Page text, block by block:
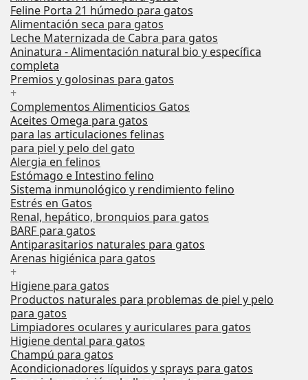
Feline Porta 21 húmedo para gatos
Alimentación seca para gatos
Leche Maternizada de Cabra para gatos
Aninatura - Alimentación natural bio y específica
completa
Premios y golosinas para gatos
+
Complementos Alimenticios Gatos
Aceites Omega para gatos
para las articulaciones felinas
para piel y pelo del gato
Alergia en felinos
Estómago e Intestino felino
Sistema inmunológico y rendimiento felino
Estrés en Gatos
Renal, hepático, bronquios para gatos
BARF para gatos
Antiparasitarios naturales para gatos
Arenas higiénica para gatos
+
Higiene para gatos
Productos naturales para problemas de piel y pelo
para gatos
Limpiadores oculares y auriculares para gatos
Higiene dental para gatos
Champú para gatos
Acondicionadores líquidos y sprays para gatos